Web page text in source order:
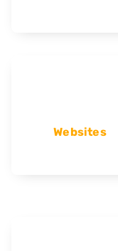
Websites